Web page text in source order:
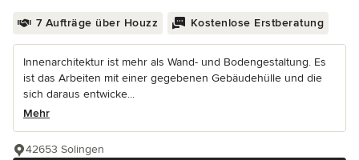
7 Aufträge über Houzz Kostenlose Erstberatung
Innenarchitektur ist mehr als Wand- und Bodengestaltung. Es
ist das Arbeiten mit einer gegebenen Gebäudehülle und die
sich daraus entwicke...
Mehr
42653 Solingen